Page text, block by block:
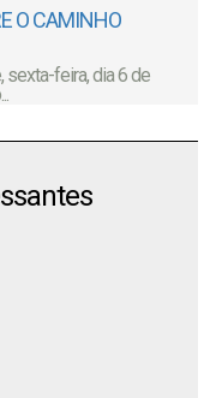
O CAMINHO
sexta-feira, dia 6 de